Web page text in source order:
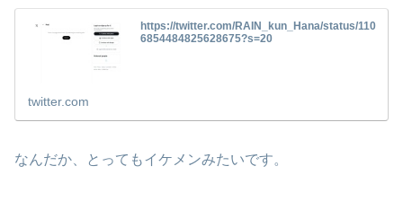
https://twitter.com/RAIN_kun_Hana/status/110
6854484825628675?s=20
twitter.com
なんだか、とってもイケメンみたいです。